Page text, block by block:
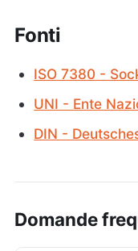
Fonti
ISO 7380 -
UNI - Ente
DIN -
Domande